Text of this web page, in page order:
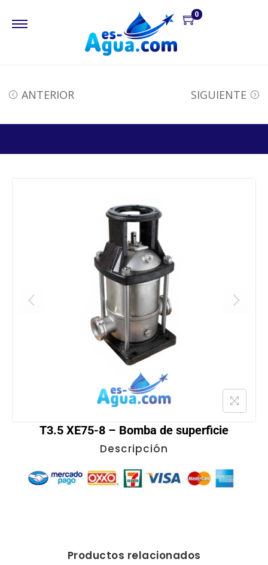
0
ANTERIOR SIGUIENTE
T3.5 XE75-8 – Bomba de superficie
Descripción
Productos relacionados